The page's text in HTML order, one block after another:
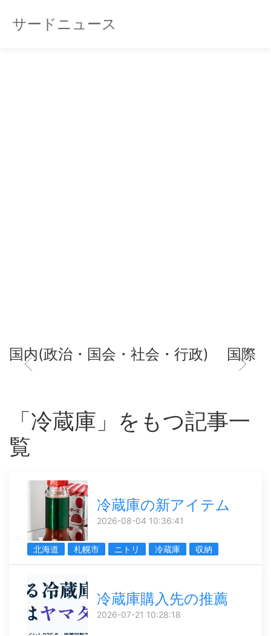
サードニュース
国内(政治・国会・社会・行政) 国際
「冷蔵庫」をもつ記事一
覧
冷蔵庫の新アイテム
2026-08-04 10:36:41
北海道 札幌市 ニトリ 冷蔵庫 収納
冷蔵庫購入先の推薦
2026-07-21 10:28:18